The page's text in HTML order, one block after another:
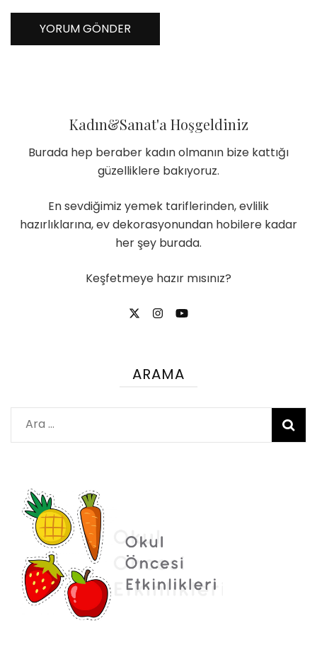
Kadın&Sanat'a Hoşgeldiniz
Burada hep beraber kadın olmanın bize kattığı
güzelliklere bakıyoruz.
En sevdiğimiz yemek tariflerinden, evlilik
hazırlıklarına, ev dekorasyonundan hobilere kadar
her şey burada.
Keşfetmeye hazır mısınız?
ARAMA
Arama: